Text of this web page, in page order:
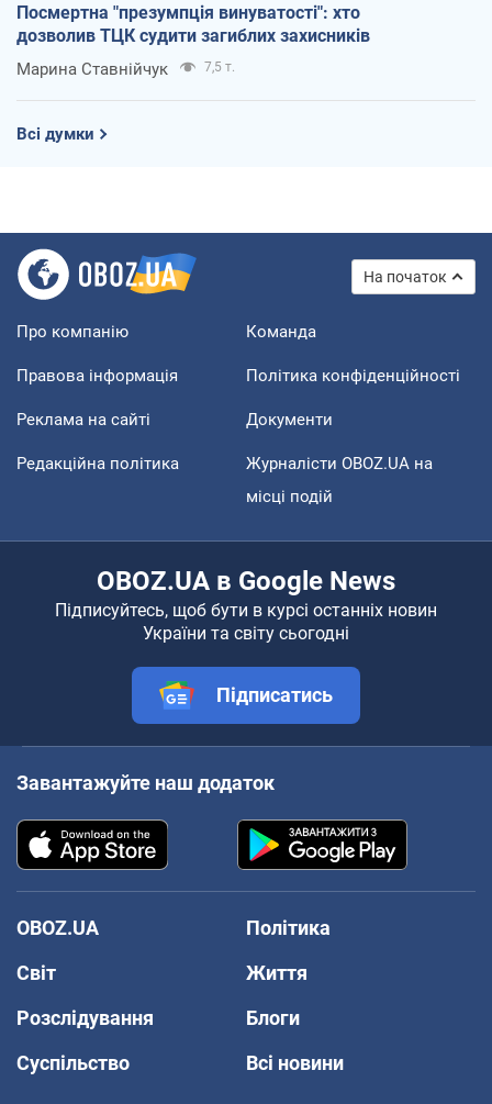
Посмертна "презумпція винуватості": хто
дозволив ТЦК судити загиблих захисників
Марина Ставнійчук 7,5 т.
Всі думки
На початок
Про компанію Команда
Правова інформація Політика конфіденційності
Реклама на сайті Документи
Редакційна політика
Журналісти OBOZ.UA на
місці подій
OBOZ.UA в Google News
Підписуйтесь, щоб бути в курсі останніх новин
України та світу сьогодні
Підписатись
Завантажуйте наш додаток
OBOZ.UA
Політика
Світ
Життя
Розслідування
Блоги
Суспільство
Всі новини